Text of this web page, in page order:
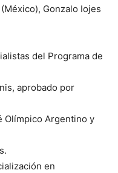
Gonzalo Iojes
del Programa de
aprobado por
Olímpico Argentino y
en